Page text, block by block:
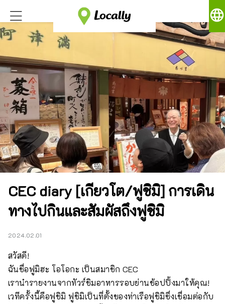
language
CEC diary [เกียวโต/ฟูชิมิ] การเดิน
ทางไปกินและสัมผัสถึงฟูชิมิ
2024.02.01
สวัสดี!
ฉันชื่อฟูมิฮะ โอโอกะ เป็นสมาชิก CEC
เรานำรายงานจากทัวร์ชิมอาหารรอบย่านช้อปปิ้งมาให้คุณ!
เวทีครั้งนี้คือฟูชิมิ ฟูชิมิเป็นที่ตั้งของท่าเรือฟูชิมิซึ่งเชื่อมต่อกับ